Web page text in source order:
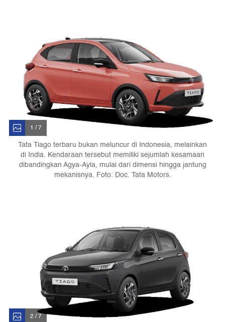
1 / 7
Tata Tiago terbaru bukan meluncur di Indonesia, melainkan
di India. Kendaraan tersebut memiliki sejumlah kesamaan
dibandingkan Agya-Ayla, mulai dari dimensi hingga jantung
mekanisnya. Foto: Doc. Tata Motors.
2 / 7